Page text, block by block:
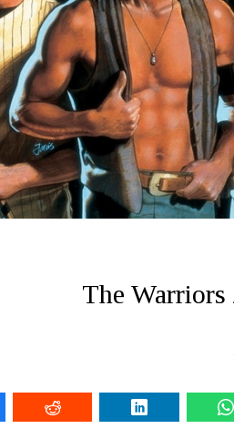
The Warriors